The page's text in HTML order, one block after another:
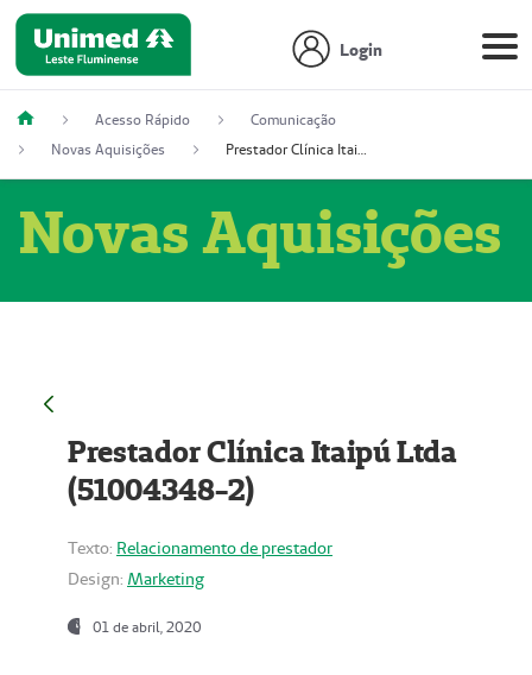
Login
Acesso Rápido
Comunicação
Novas Aquisições
Prestador Clínica Itaipú Ltda (51004348-2)
Novas Aquisições
Prestador Clínica Itaipú Ltda
(51004348-2)
Texto: Relacionamento de prestador
Design: Marketing
01 de abril, 2020